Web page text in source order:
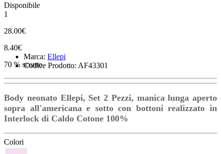
Disponibile
1
28.00€
8.40€
70 % sconto
Marca: Ellepi
Codice Prodotto: AF43301
Body neonato Ellepi, Set 2 Pezzi, manica lunga aperto
sopra all'americana e sotto con bottoni realizzato in
Interlock di Caldo Cotone 100%
Colori